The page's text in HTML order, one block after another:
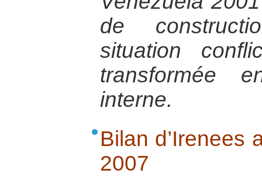
de
situation
transformée
interne.
Bilan d’Irenees
2007